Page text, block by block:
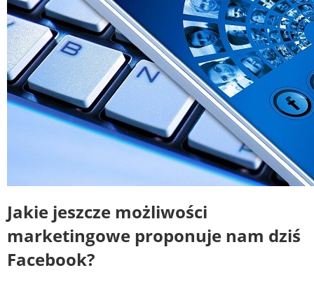
Jakie jeszcze możliwości
marketingowe proponuje nam dziś
Facebook?